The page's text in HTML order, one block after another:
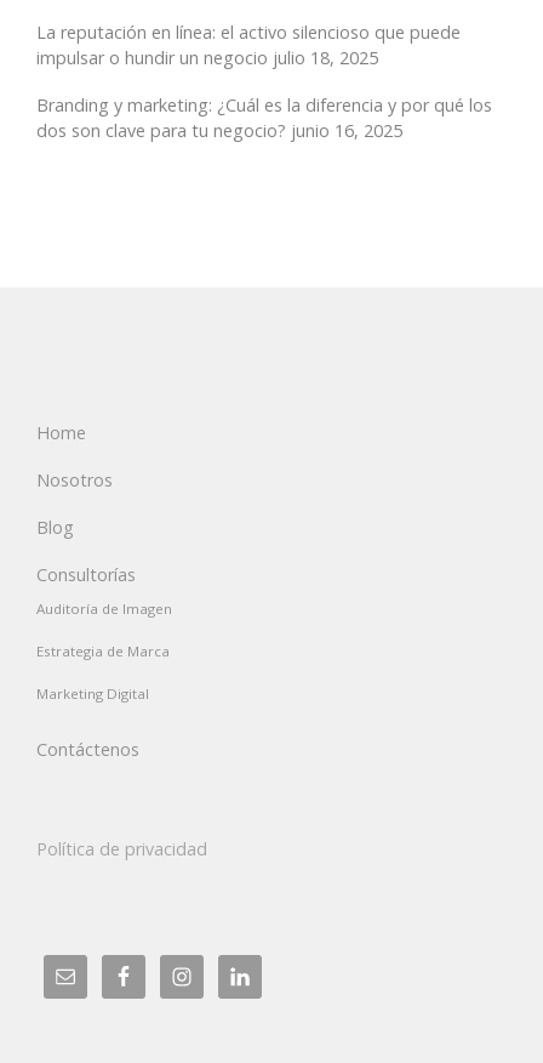
La reputación en línea: el activo silencioso que puede
impulsar o hundir un negocio julio 18, 2025
Branding y marketing: ¿Cuál es la diferencia y por qué los
dos son clave para tu negocio? junio 16, 2025
Home
Nosotros
Blog
Consultorías
Auditoría de Imagen
Estrategia de Marca
Marketing Digital
Contáctenos
Política de privacidad